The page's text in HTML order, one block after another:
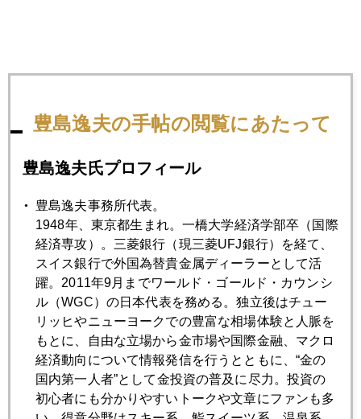
1月 2月 3月 4月
7月 8月 9月
2019年01月31日
パウエル氏「満額回答」、ＮＹ金は連日続騰
2019年01月31日
金、続騰
豊島逸夫の手帖の閲覧にあたって
豊島逸夫氏プロフィール
豊島逸夫事務所代表。
1948年、東京都生まれ。一橋大学経済学部卒（国際
経済専攻）。三菱銀行（現三菱UFJ銀行）を経て、
スイス銀行で外国為替貴金属ディーラーとして活
躍。2011年9月までワールド・ゴールド・カウンシ
ル（WGC）の日本代表を務める。独立後はチュー
リッヒやニューヨークでの豊富な相場体験と人脈を
もとに、自由な立場から金市場や国際金融、マクロ
経済動向について情報発信を行うとともに、“金の
国内第一人者”として金投資の普及に尽力。投資の
初心者にも分かりやすいトークや文章にファンも多